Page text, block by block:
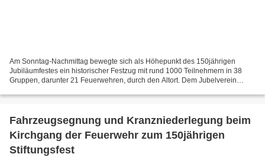
Am Sonntag-Nachmittag bewegte sich als Höhepunkt des 150jährigen
Jubiläumfestes ein historischer Festzug mit rund 1000 Teilnehmern in 38
Gruppen, darunter 21 Feuerwehren, durch den Altort. Dem Jubelverein
Fahrzeugsegnung und Kranzniederlegung beim
Kirchgang der Feuerwehr zum 150jährigen
Stiftungsfest